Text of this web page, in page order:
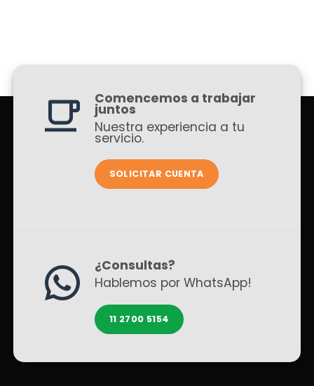
Comencemos a trabajar
juntos
Nuestra experiencia a tu
servicio.
SOLICITAR CUENTA
¿Consultas?
Hablemos por WhatsApp!
11 2700 5154